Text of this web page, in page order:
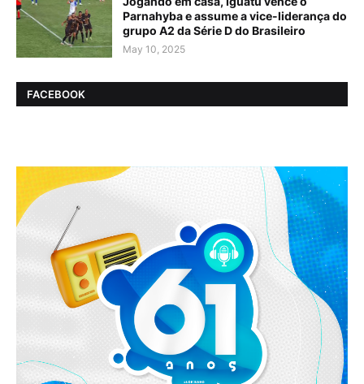
Parnahyba e assume a vice-liderança do
grupo A2 da Série D do Brasileiro
May 10, 2025
FACEBOOK